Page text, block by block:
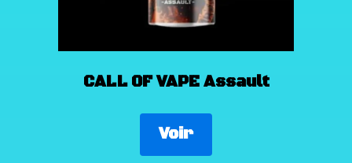
CALL OF VAPE Assault
Voir